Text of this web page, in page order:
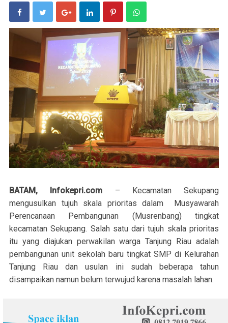
BATAM, Infokepri.com – Kecamatan Sekupang
mengusulkan tujuh skala prioritas dalam Musyawarah
Perencanaan Pembangunan (Musrenbang) tingkat
kecamatan Sekupang. Salah satu dari tujuh skala prioritas
itu yang diajukan perwakilan warga Tanjung Riau adalah
pembangunan unit sekolah baru tingkat SMP di Kelurahan
Tanjung Riau dan usulan ini sudah beberapa tahun
disampaikan namun belum terwujud karena masalah lahan.